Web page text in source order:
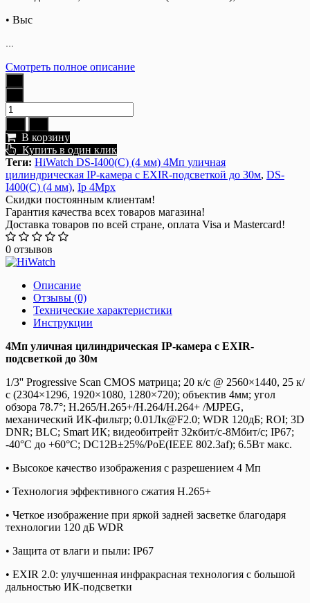
• Выс
...
Смотреть полное описание
В корзину
Купить в один клик
Теги: HiWatch DS-I400(C) (4 мм) 4Мп уличная
цилиндрическая IP-камера с EXIR-подсветкой до 30м, DS-
I400(C) (4 мм), Ip 4Mpx
Скидки постоянным клиентам!
Гарантия качества всех товаров магазина!
Доставка товаров по всей стране, оплата Visa и Mastercard!
0 отзывов
Описание
Отзывы (0)
Технические характеристики
Инструкции
4Мп уличная цилиндрическая IP-камера с EXIR-
подсветкой до 30м
1/3'' Progressive Scan CMOS матрица; 20 к/с @ 2560×1440, 25 к/
с (2304×1296, 1920×1080, 1280×720); объектив 4мм; угол
обзора 78.7°; H.265/H.265+/H.264/H.264+ /MJPEG,
механический ИК-фильтр; 0.01Лк@F2.0; WDR 120дБ; ROI; 3D
DNR; BLC; Smart ИК; видеобитрейт 32кбит/с-8Мбит/с; IP67;
-40°C до +60°C; DC12В±25%/PoE(IEEE 802.3af); 6.5Вт макс.
• Высокое качество изображения с разрешением 4 Мп
• Технология эффективного сжатия H.265+
• Четкое изображение при яркой задней засветке благодаря
технологии 120 дБ WDR
• Защита от влаги и пыли: IP67
• EXIR 2.0: улучшенная инфракрасная технология с большой
дальностью ИК-подсветки